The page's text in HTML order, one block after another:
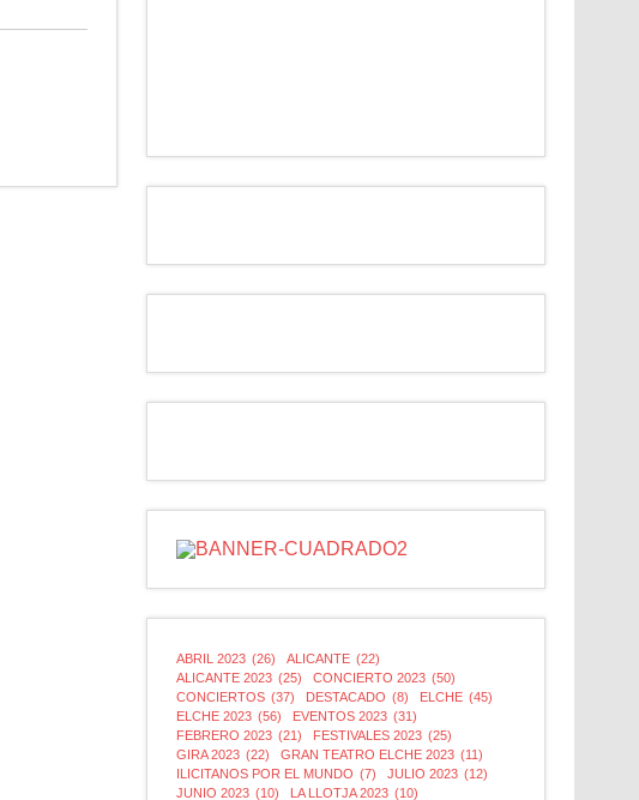
ABRIL 2023 (26) ALICANTE (22)
ALICANTE 2023 (25) CONCIERTO 2023 (50)
CONCIERTOS (37) DESTACADO (8) ELCHE (45)
ELCHE 2023 (56) EVENTOS 2023 (31)
FEBRERO 2023 (21) FESTIVALES 2023 (25)
GIRA 2023 (22) GRAN TEATRO ELCHE 2023 (11)
ILICITANOS POR EL MUNDO (7) JULIO 2023 (12)
JUNIO 2023 (10) LA LLOTJA 2023 (10)